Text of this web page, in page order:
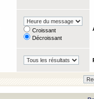
Croissant
Décroissant